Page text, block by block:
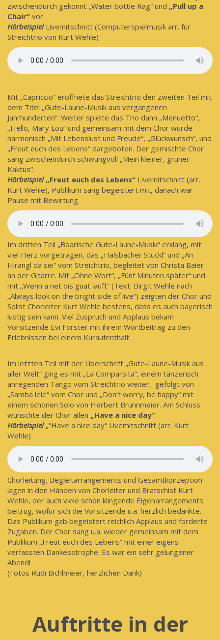
zwischendurch gekonnt „Water bottle Rag“ und „Pull up a
Chair“ vor.
Hörbeispiel Livemitschnitt (Computerspielmusik arr. für
Streichtrio von Kurt Wehle)
Mit „Capriccio“ eröffnete das Streichtrio den zweiten Teil mit
dem Titel „Gute-Laune-Musik aus vergangenen
Jahrhunderten“. Weiter spielte das Trio dann „Menuetto“,
„Hello, Mary Lou“ und gemeinsam mit dem Chor wurde
harmonisch „Mit Lebenslust und Freude“, „Glückwunsch“, und
„Freut euch des Lebens“ dargeboten. Der gemischte Chor
sang zwischendurch schwungvoll „Mein kleiner, grüner
Kaktus“.
Hörbeispiel „Freut euch des Lebens“ Livemitschnitt (arr.
Kurt Wehle), Publikum sang begeistert mit, danach war
Pause mit Bewirtung.
Im dritten Teil „Boarische Gute-Laune-Musik“ erklang, mit
viel Herz vorgetragen, das „Halsbacher Stückl“ und „An
Hirangl da sei“ vom Streichtrio, begleitet von Christa Baier
an der Gitarre. Mit „Ohne Wort“, „Fünf Minuten später“ und
mit „Wenn a net ois guat lauft“ (Text: Birgit Wehle nach
„Always look on the bright side of live“) zeigten der Chor und
Solist Chorleiter Kurt Wehle bestens, dass es auch bayerisch
lustig sein kann. Viel Zuspruch und Applaus bekam
Vorsitzende Evi Forster mit ihrem Wortbeitrag zu den
Erlebnissen bei einem Kuraufenthalt.
Im letzten Teil mit der Überschrift „Gute-Laune-Musik aus
aller Welt“ ging es mit „La Comparsita“, einem tänzerisch
anregenden Tango vom Streichtrio weiter, gefolgt von
„Samba lele“ vom Chor und „Don’t worry, be happy“ mit
einem schönen Solo von Herbert Brunnmeier. Am Schluss
wünschte der Chor allen „Have a nice day“.
Hörbeispiel„“Have a nice day“ Livemitschnitt (arr. Kurt
Wehle)
Chorleitung, Begleitarrangements und Gesamtkonzeption
lagen in den Händen von Chorleiter und Bratschist Kurt
Wehle, der auch viele schön klingende Eigenarrangements
beitrug, wofür sich die Vorsitzende u.a. herzlich bedankte.
Das Publikum gab begeistert reichlich Applaus und forderte
Zugaben. Der Chor sang u.a. wieder gemeinsam mit dem
Publikum „Freut euch des Lebens“ mit einer eigens
verfassten Dankesstrophe. Es war ein sehr gelungener
Abend!
(Fotos Rudi Bichlmeier, herzlichen Dank)
Auftritte in der